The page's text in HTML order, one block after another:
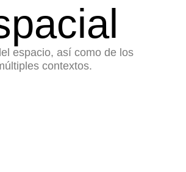
espacio, así como de los
contextos.